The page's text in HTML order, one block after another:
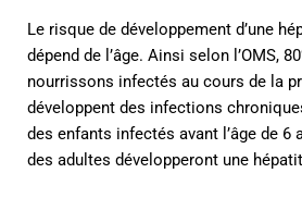
Le risque de développement d’une
dépend de l’âge. Ainsi selon l’OMS,
nourrissons infectés au cours de la
développent des infections
des enfants infectés avant l’âge de 6
des adultes développeront une